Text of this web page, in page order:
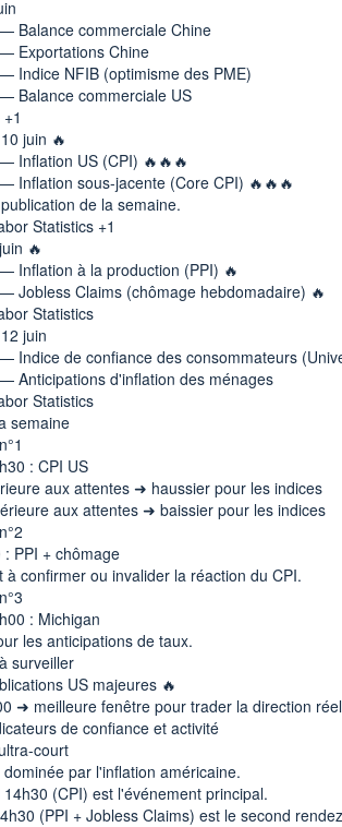
commerciale Chine
Exportations Chine
NFIB (optimisme des PME)
commerciale US
juin 🔥
US (CPI) 🔥🔥🔥
sous-jacente (Core CPI) 🔥🔥🔥
de la semaine.
Statistics +1
🔥
à la production (PPI) 🔥
Claims (chômage hebdomadaire) 🔥
Statistics
juin
de confiance des consommateurs
d'inflation des ménages
Statistics
semaine
: CPI US
aux attentes ➜ haussier pour les indices
aux attentes ➜ baissier pour les indices
PPI + chômage
à confirmer ou invalider la réaction du CPI.
: Michigan
les anticipations de taux.
surveiller
US majeures 🔥
➜ meilleure fenêtre pour trader la direction
de confiance et activité
court
par l'inflation américaine.
(CPI) est l'événement principal.
(PPI + Jobless Claims) est le second